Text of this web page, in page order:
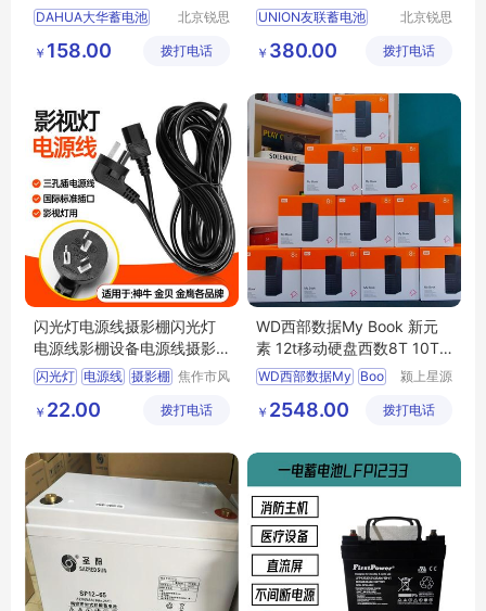
不间断电源 正品
DAHUA大华蓄电池
铅酸免维护
北京锐思
技有限公
￥ 158.00 拨打电话
防主机 医疗设备
UNION友联蓄电池
ups不间断电源
北京锐思
技有限公
￥ 380.00 拨打电话
闪光灯电源线摄影棚闪光灯
电源线影棚设备电源线摄影
器材摄影
闪光灯 电源线 摄影棚 焦作市风
有限公司
￥ 22.00 拨打电话
WD西部数据My Book 新元
素 12t移动硬盘西数8T 10T
NAS氦气
WD西部数据My Boo
颍上星源
有限公司
￥ 2548.00 拨打电话